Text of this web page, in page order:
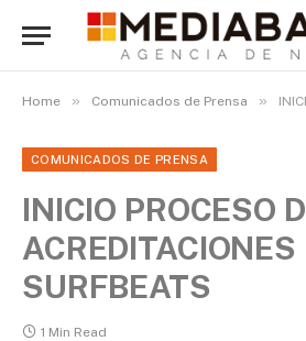
Home » Comunicados de Prensa » INICIO
COMUNICADOS DE PRENSA
INICIO PROCESO
SURFBEATS
1 Min Read